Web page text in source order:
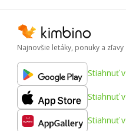
Najnovšie letáky, ponuky a zľavy
Stiahnuť v
Stiahnuť v
Stiahnuť v